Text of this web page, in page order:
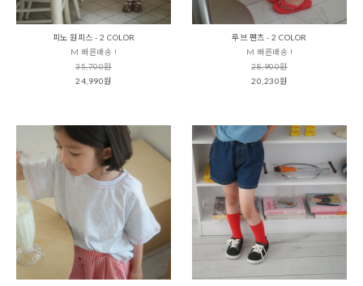
피노 원피스 - 2 COLOR
M 빠른배송 !
35,700원
24,990원
루브 팬츠 - 2 COLOR
M 빠른배송 !
28,900원
20,230원